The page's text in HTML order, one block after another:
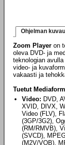
Ohjelman
Zoom Player on
oleva DVD- ja
teknologian
video- ja
vakaasti ja
Tuetut
Video: DVD,
XVID, DIVX,
Video (FLV),
(3GP/3G2),
(RM/RMVB),
(SVCD),
(M2V/VOB),